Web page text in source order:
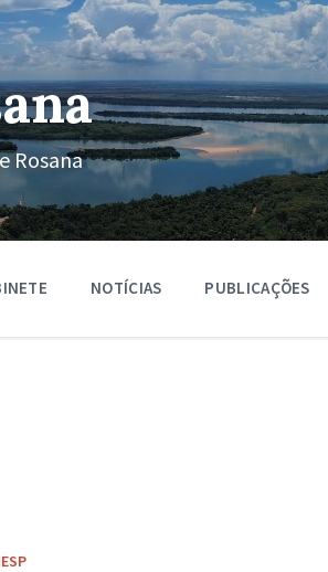
Rosana
NOTÍCIAS PUBLICAÇÕES